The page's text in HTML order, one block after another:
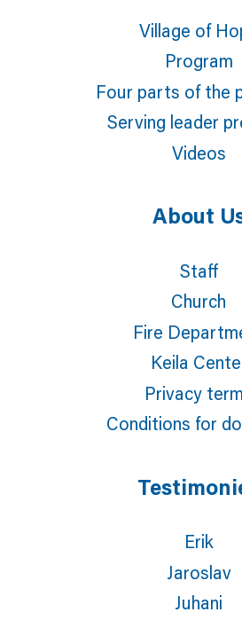
Village of
Program
Four parts of the
Serving leader
Videos
About
Staff
Church
Fire
Keila
Privacy
Conditions for
Erik
Jaroslav
Juhani